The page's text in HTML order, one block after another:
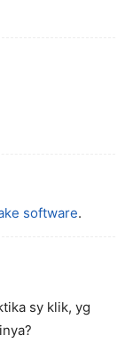
software.
sy klik, yg